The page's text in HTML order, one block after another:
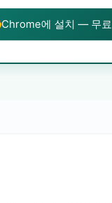
Chrome에 설치 — 무료